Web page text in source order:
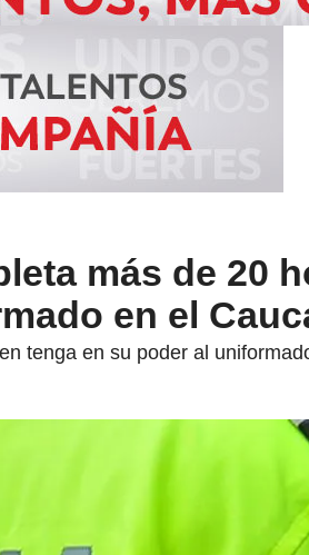
más de 20
en el
tenga en su poder al